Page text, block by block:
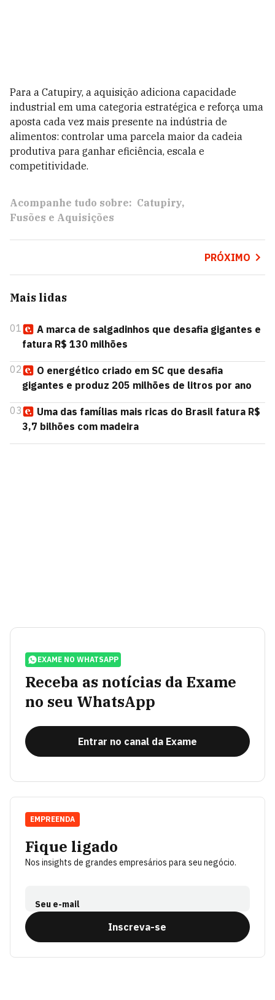
Para a Catupiry, a aquisição adiciona capacidade
industrial em uma categoria estratégica e reforça uma
aposta cada vez mais presente na indústria de
alimentos: controlar uma parcela maior da cadeia
produtiva para ganhar eficiência, escala e
competitividade.
Acompanhe tudo sobre: Catupiry
Fusões e Aquisições
PRÓXIMO
Mais lidas
01
A marca de salgadinhos que desafia gigantes e
fatura R$ 130 milhões
02
O energético criado em SC que desafia
gigantes e produz 205 milhões de litros por ano
03
Uma das famílias mais ricas do Brasil fatura R$
3,7 bilhões com madeira
EXAME NO WHATSAPP
Receba as notícias da Exame
no seu WhatsApp
Entrar no canal da Exame
Fique ligado
Nos insights de grandes empresários para seu negócio.
Seu e-mail
Inscreva-se
EMPREENDA